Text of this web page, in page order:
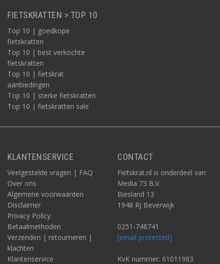
FIETSKRATTEN > TOP 10
Top 10 | goedkope
fietskratten
Top 10 | best verkochte
fietskratten
Top 10 | fietskrat
aanbiedingen
Top 10 | sterke fietskratten
Top 10 | fietskratten sale
KLANTENSERVICE
Veelgestelde vragen | FAQ
Over ons
Algemene voorwaarden
Disclaimer
Privacy Policy
Betaalmethoden
Verzenden | retourneren |
klachten
Klantenservice
CONTACT
Fietskrat.nl is onderdeel van
Media 73 B.V.
Biesland 13
1948 RJ Beverwijk
0251-748741
[email protected]
KvK nummer: 61011983